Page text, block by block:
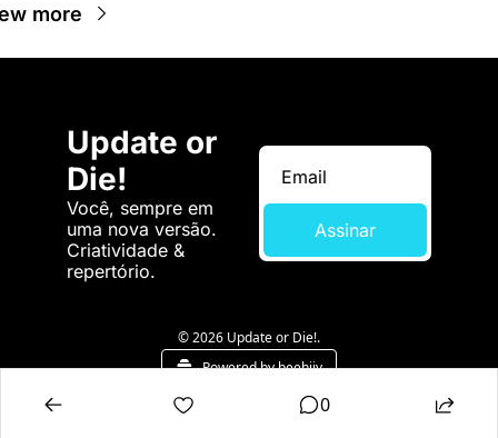
more
Update or
Die!
Você, sempre em
uma nova versão.
Criatividade &
repertório.
Assinar
© 2026 Update or Die!.
Powered by beehiiv
0